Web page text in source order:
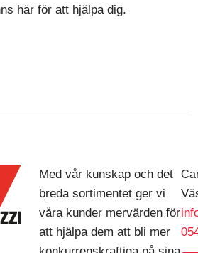
här för att hjälpa dig.
Med vår kunskap och det
breda sortimentet ger vi
våra kunder mervärden för
att hjälpa dem att bli mer